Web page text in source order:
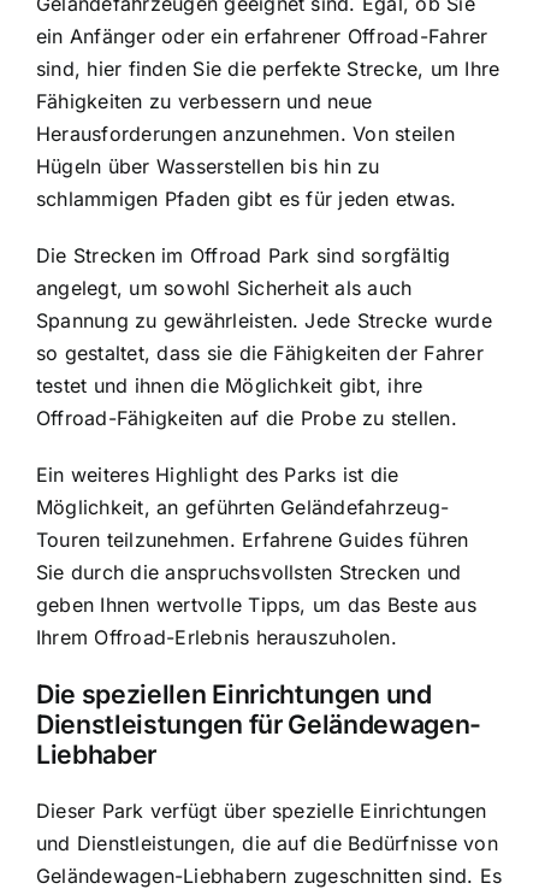
ein Anfänger oder ein erfahrener Offroad-Fahrer
sind, hier finden Sie die perfekte Strecke, um Ihre
Fähigkeiten zu verbessern und neue
Herausforderungen anzunehmen. Von steilen
Hügeln über Wasserstellen bis hin zu
schlammigen Pfaden gibt es für jeden etwas.
Die Strecken im Offroad Park sind sorgfältig
angelegt, um sowohl Sicherheit als auch
Spannung zu gewährleisten. Jede Strecke wurde
so gestaltet, dass sie die Fähigkeiten der Fahrer
testet und ihnen die Möglichkeit gibt, ihre
Offroad-Fähigkeiten auf die Probe zu stellen.
Ein weiteres Highlight des Parks ist die
Möglichkeit, an geführten Geländefahrzeug-
Touren teilzunehmen. Erfahrene Guides führen
Sie durch die anspruchsvollsten Strecken und
geben Ihnen wertvolle Tipps, um das Beste aus
Ihrem Offroad-Erlebnis herauszuholen.
Die speziellen Einrichtungen und
Dienstleistungen für Geländewagen-
Liebhaber
Dieser Park verfügt über spezielle Einrichtungen
und Dienstleistungen, die auf die Bedürfnisse von
Geländewagen-Liebhabern zugeschnitten sind. Es